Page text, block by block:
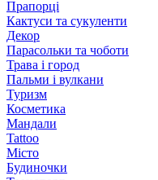
Прапорці
Кактуси та сукуленти
Декор
Парасольки та чоботи
Трава і город
Пальми і вулкани
Туризм
Косметика
Мандали
Tattoo
Місто
Будиночки